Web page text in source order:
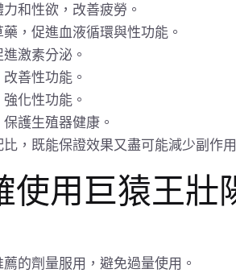
和性欲，改善疲勞。
，促進血液循環與性功能。
激素分泌。
善性功能。
化性功能。
護生殖器健康。
，既能保證效果又盡可能減少副作用
使用巨猿王壯
的劑量服用，避免過量使用。